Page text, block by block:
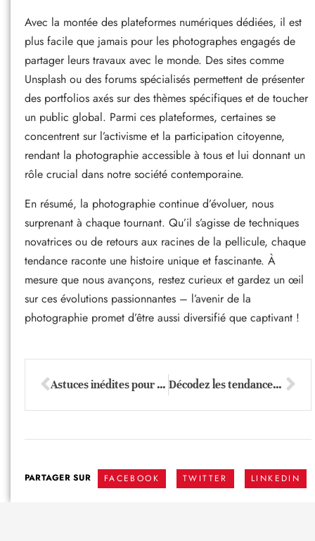
Avec la montée des plateformes numériques dédiées, il est
plus facile que jamais pour les photographes engagés de
partager leurs travaux avec le monde. Des sites comme
Unsplash ou des forums spécialisés permettent de présenter
des portfolios axés sur des thèmes spécifiques et de toucher
un public global. Parmi ces plateformes, certaines se
concentrent sur l’activisme et la participation citoyenne,
rendant la photographie accessible à tous et lui donnant un
rôle crucial dans notre société contemporaine.
En résumé, la photographie continue d’évoluer, nous
surprenant à chaque tournant. Qu’il s’agisse de techniques
novatrices ou de retours aux racines de la pellicule, chaque
tendance raconte une histoire unique et fascinante. À
mesure que nous avançons, restez curieux et gardez un œil
sur ces évolutions passionnantes – l’avenir de la
photographie promet d’être aussi diversifié que captivant !
Astuces inédites pour transformer votre vision photographique en chef-d’œuvre visuel Décodez les tendances photo : comment les intégrer à votre style unique !
PARTAGER SUR FACEBOOK TWITTER LINKEDIN